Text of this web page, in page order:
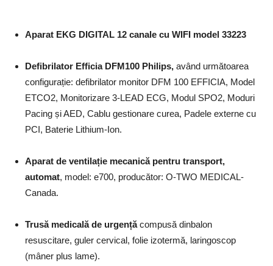
Aparat EKG DIGITAL 12 canale cu WIFI model 33223
Defibrilator Efficia DFM100 Philips, având următoarea
configurație: defibrilator monitor DFM 100 EFFICIA, Model
ETCO2, Monitorizare 3-LEAD ECG, Modul SPO2, Moduri
Pacing și AED, Cablu gestionare curea, Padele externe cu
PCI, Baterie Lithium-Ion.
Aparat de ventilație mecanică pentru transport,
automat, model: e700, producător: O-TWO MEDICAL-
Canada.
Trusă medicală de urgențăcompusă dinbalon
resuscitare, guler cervical, folie izotermă, laringoscop
(mâner plus lame).